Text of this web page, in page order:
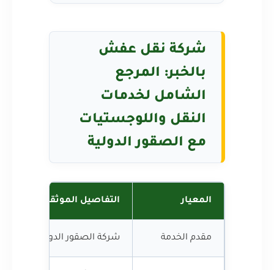
شركة نقل عفش
بالخبر: المرجع
الشامل لخدمات
النقل واللوجستيات
مع الصقور الدولية
المعيار التفاصيل الموثقة
مقدم الخدمة شركة الصقور الدولية